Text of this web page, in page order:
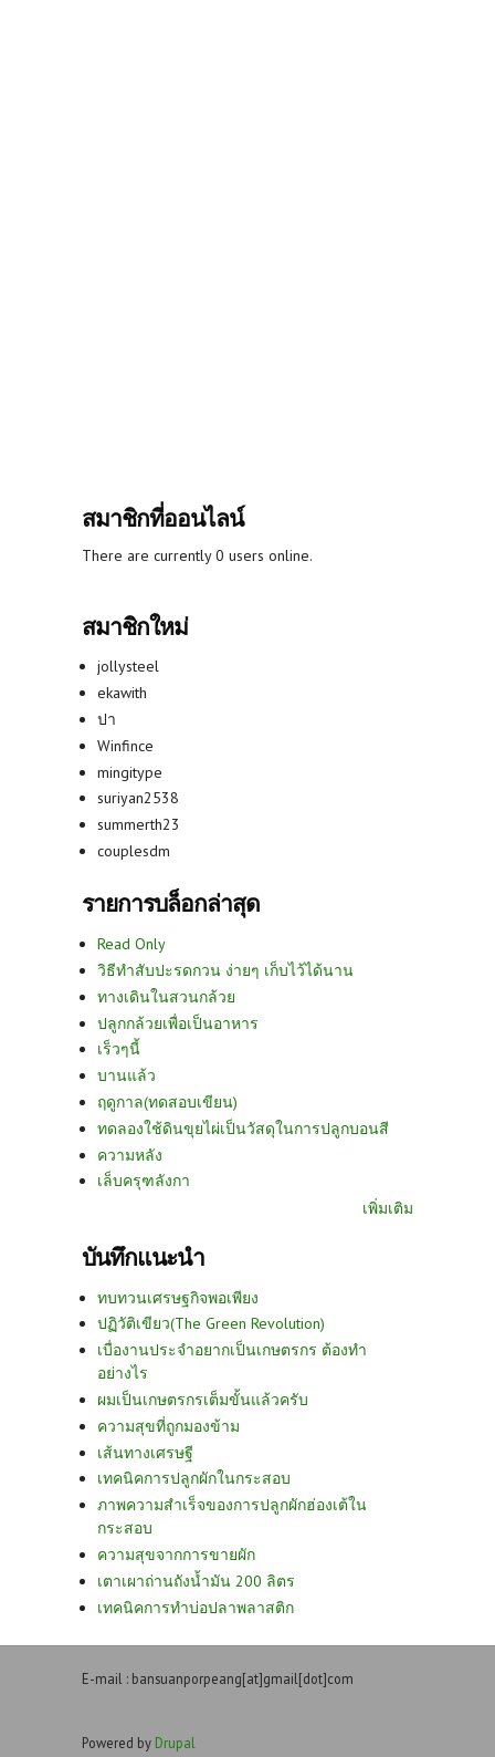
สมาชิกที่ออนไลน์
There are currently 0 users online.
สมาชิกใหม่
jollysteel
ekawith
ปา
Winfince
mingitype
suriyan2538
summerth23
couplesdm
รายการบล็อกล่าสุด
Read Only
วิธีทำสับปะรดกวน ง่ายๆ เก็บไว้ได้นาน
ทางเดินในสวนกล้วย
ปลูกกล้วยเพื่อเป็นอาหาร
เร็วๆนี้
บานแล้ว
ฤดูกาล(ทดสอบเขียน)
ทดลองใช้ดินขุยไผ่เป็นวัสดุในการปลูกบอนสี
ความหลัง
เล็บครุฑลังกา
เพิ่มเติม
บันทึกแนะนำ
ทบทวนเศรษฐกิจพอเพียง
ปฏิวัติเขียว(The Green Revolution)
เบื่องานประจำอยากเป็นเกษตรกร ต้องทำ
อย่างไร
ผมเป็นเกษตรกรเต็มขั้นแล้วครับ
ความสุขที่ถูกมองข้าม
เส้นทางเศรษฐี
เทคนิคการปลูกผักในกระสอบ
ภาพความสำเร็จของการปลูกผักฮ่องเต้ใน
กระสอบ
ความสุขจากการขายผัก
เตาเผาถ่านถังน้ำมัน 200 ลิตร
เทคนิคการทำบ่อปลาพลาสติก
E-mail : bansuanporpeang[at]gmail[dot]com
Powered by Drupal